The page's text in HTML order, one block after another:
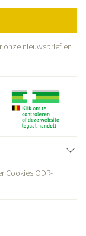
onze nieuwsbrief en
Cookies ODR-